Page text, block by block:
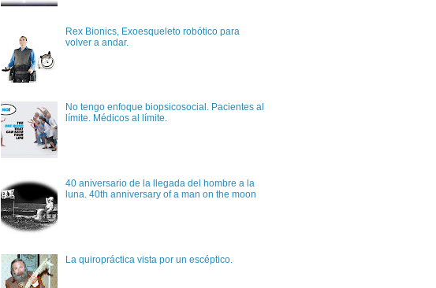
Rex Bionics, Exoesqueleto robótico para
volver a andar.
No tengo enfoque biopsicosocial. Pacientes al
límite. Médicos al límite.
40 aniversario de la llegada del hombre a la
luna. 40th anniversary of a man on the moon
La quiropráctica vista por un escéptico.